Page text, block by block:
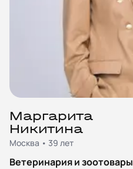
Маргарита
Никитина
Москва • 39 лет
Ветеринария и зоотовары